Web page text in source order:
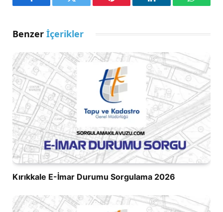
Facebook Twitter Pinterest LinkedIn
Benzer İçerikler
Kırıkkale E-İmar Durumu Sorgulama 2026